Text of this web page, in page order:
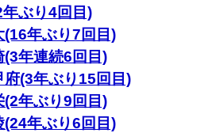
年ぶり4回目)
(16年ぶり7回目)
(3年連続6回目)
府(3年ぶり15回目)
(2年ぶり9回目)
(24年ぶり6回目)